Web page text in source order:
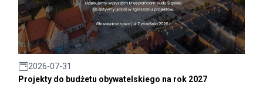
2026-07-31
Projekty do budżetu obywatelskiego na rok 2027